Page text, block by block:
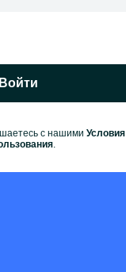
Войти
с нашими Условия
.